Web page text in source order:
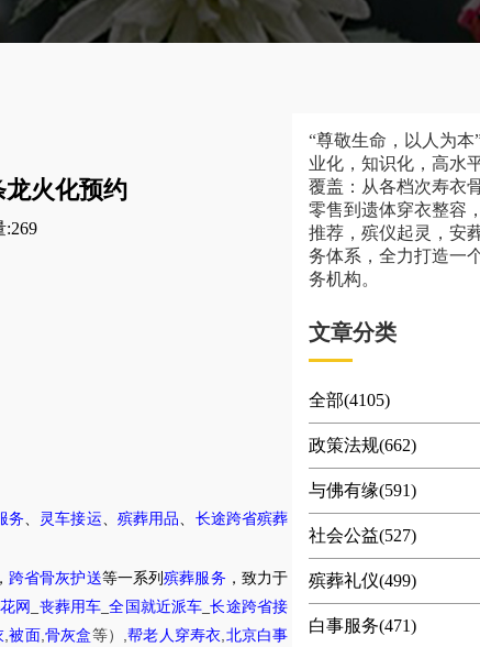
火化预约
:269
务 灵车接运 殡葬用品
长途跨省殡葬
跨省骨灰护送等一系列殡葬服务 ，致力于
网 丧葬用车 _全国就近派车 _长途跨省接
,被面, 骨灰盒等） ,帮老人穿寿衣 北京白事
“尊敬生命，以人为
业化，知识化，高水
覆盖：从各档次寿衣
零售到遗体穿衣整容
推荐，殡仪起灵，安
务体系，全力打造一
务机构。
文章分类
全部(4105)
政策法规(662)
与佛有缘(591)
社会公益(527)
殡葬礼仪(499)
白事服务(471)